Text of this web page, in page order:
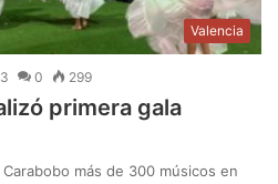
Valencia
0 299
primera gala
más de 300 músicos en